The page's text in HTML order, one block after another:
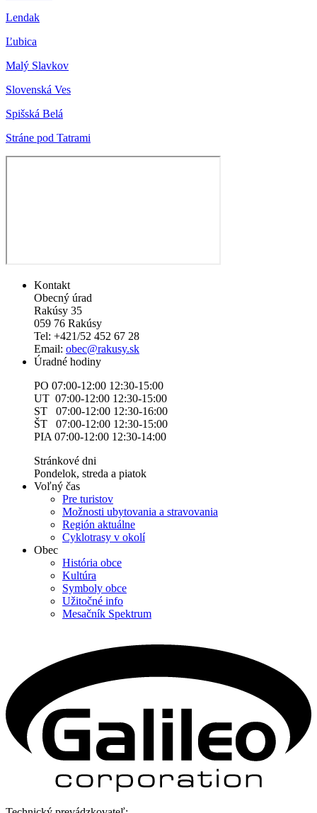
Lendak
Ľubica
Malý Slavkov
Slovenská Ves
Spišská Belá
Stráne pod Tatrami
Kontakt
Obecný úrad
Rakúsy 35
059 76 Rakúsy
Tel: +421/52 452 67 28
Email: obec@rakusy.sk
Úradné hodiny
PO 07:00-12:00 12:30-15:00
UT 07:00-12:00 12:30-15:00
ST 07:00-12:00 12:30-16:00
ŠT 07:00-12:00 12:30-15:00
PIA 07:00-12:00 12:30-14:00
Stránkové dni
Pondelok, streda a piatok
Voľný čas
Pre turistov
Možnosti ubytovania a stravovania
Región aktuálne
Cyklotrasy v okolí
Obec
História obce
Kultúra
Symboly obce
Užitočné info
Mesačník Spektrum